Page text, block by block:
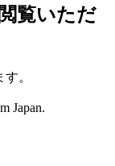
覧いただ
。
Japan.